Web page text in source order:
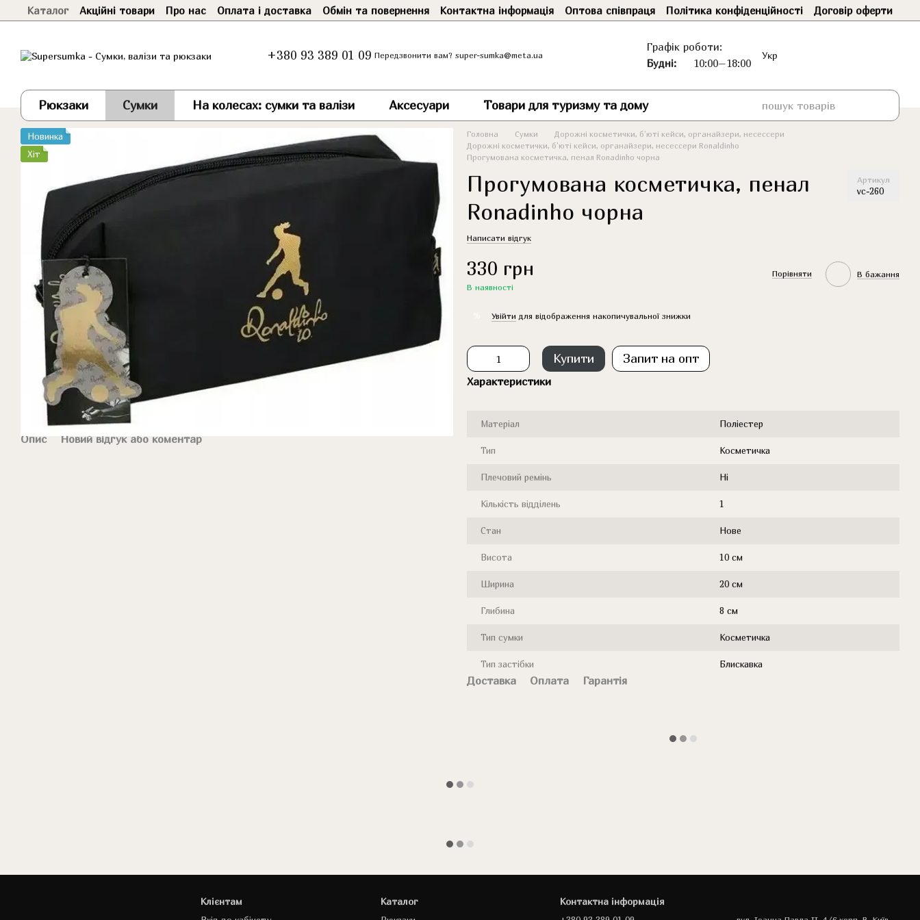
Перейти до основного контенту
Каталог Акційні товари Про нас Оплата і доставка Обмін та повернення Контактна інформація Оптова співпраця Політика конфіденційності Договір оферти
+380 93 389 01 09 Передзвонити вам? super-sumka@meta.ua
Графік роботи:
Будні:
10:00–18:00
Укр
Рюкзаки Сумки На колесах: сумки та валізи Аксесуари Товари для туризму та дому
Новинка
Хіт
Опис Новий відгук або коментар
Головна Сумки
Дорожні косметички, б'юті кейси, органайзери, несессери
Дорожні косметички, б'юті кейси, органайзери, несессери Ronaldinho
Прогумована косметичка, пенал Ronadinho чорна
Прогумована косметичка, пенал
Ronadinho чорна
Артикул
vc-260
Написати відгук
330 грн
В наявності
Порівняти В бажання
Увійти для відображення накопичувальної знижки
Купити Запит на опт
Характеристики
Матеріал Поліестер
Тип Косметичка
Плечовий ремінь Ні
Кількість відділень 1
Стан Нове
Висота 10 см
Ширина 20 см
Глибина 8 см
Тип сумки Косметичка
Тип застібки Блискавка
Доставка Оплата Гарантія
Клієнтам Каталог Контактна інформація